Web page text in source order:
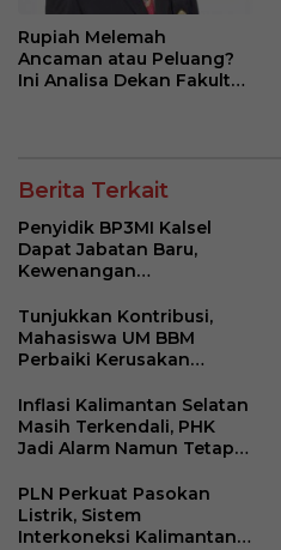
Rupiah Melemah
Ancaman atau Peluang?
Ini Analisa Dekan Fakultas
Berita Terkait
Penyidik BP3MI Kalsel
Dapat Jabatan Baru,
Kewenangan
Tetap Berjalan
Tunjukkan Kontribusi,
Mahasiswa UM BBM
Perbaiki Kerusakan
Kantor Desa Sumberpasir
Inflasi Kalimantan Selatan
Masih Terkendali, PHK
Jadi Alarm Namun Tetap
PLN Perkuat Pasokan
Listrik, Sistem
Interkoneksi Kalimantan